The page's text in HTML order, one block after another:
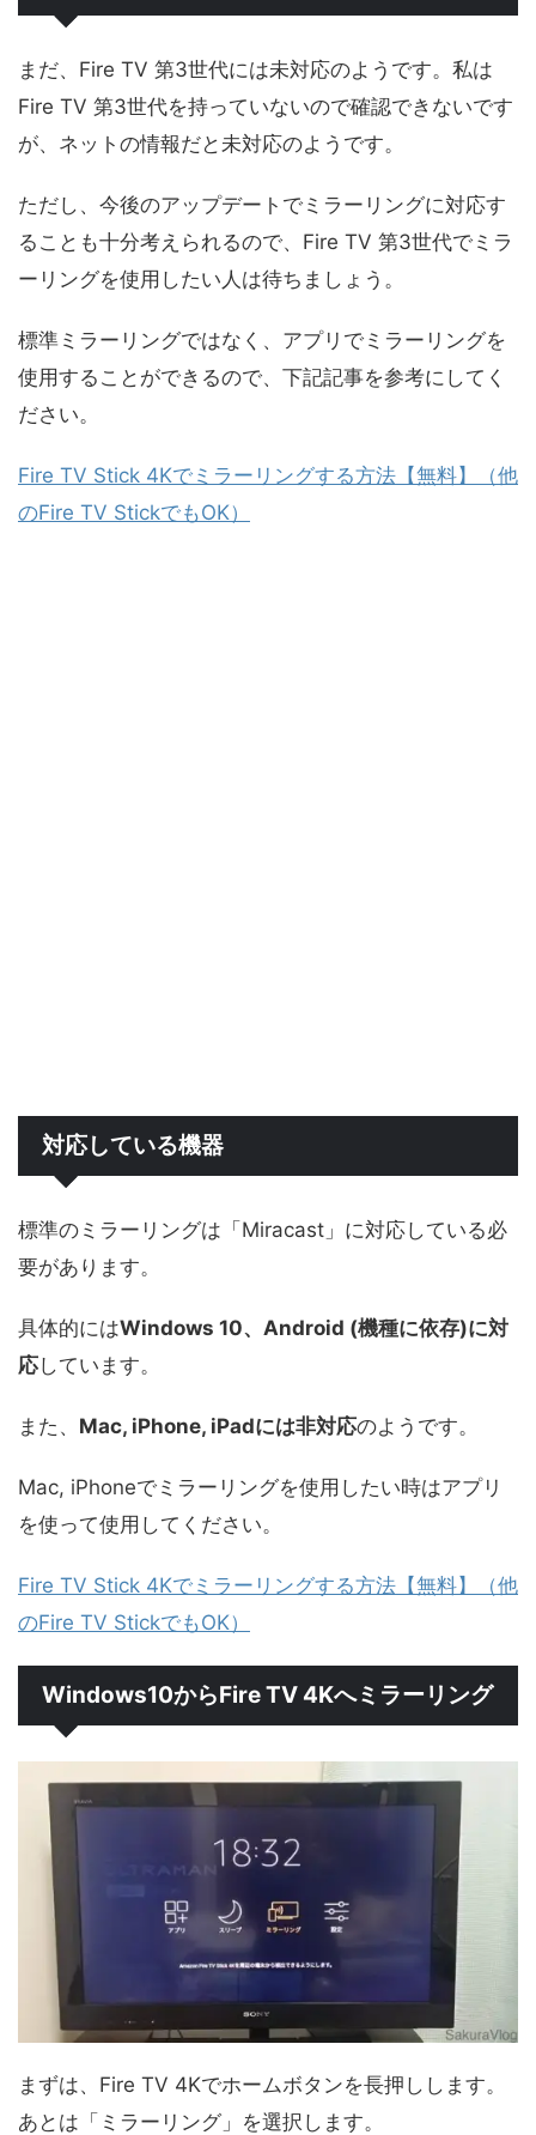
まだ、Fire TV 第3世代には未対応のようです。私は
Fire TV 第3世代を持っていないので確認できないです
が、ネットの情報だと未対応のようです。
ただし、今後のアップデートでミラーリングに対応す
ることも十分考えられるので、Fire TV 第3世代でミラ
ーリングを使用したい人は待ちましょう。
標準ミラーリングではなく、アプリでミラーリングを
使用することができるので、下記記事を参考にしてく
ださい。
Fire TV Stick 4Kでミラーリングする方法【無料】（他
のFire TV StickでもOK）
対応している機器
標準のミラーリングは「Miracast」に対応している必
要があります。
具体的にはWindows 10、Android (機種に依存)に対
応しています。
また、 Mac, iPhone, iPadには非対応のようです。
Mac, iPhoneでミラーリングを使用したい時はアプリ
を使って使用してください。
Fire TV Stick 4Kでミラーリングする方法【無料】（他
のFire TV StickでもOK）
Windows10からFire TV 4Kへミラーリング
まずは、Fire TV 4Kでホームボタンを長押しします。
あとは「ミラーリング」を選択します。